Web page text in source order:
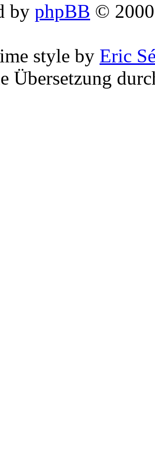
by phpBB ©
style by Eric
Übersetzung